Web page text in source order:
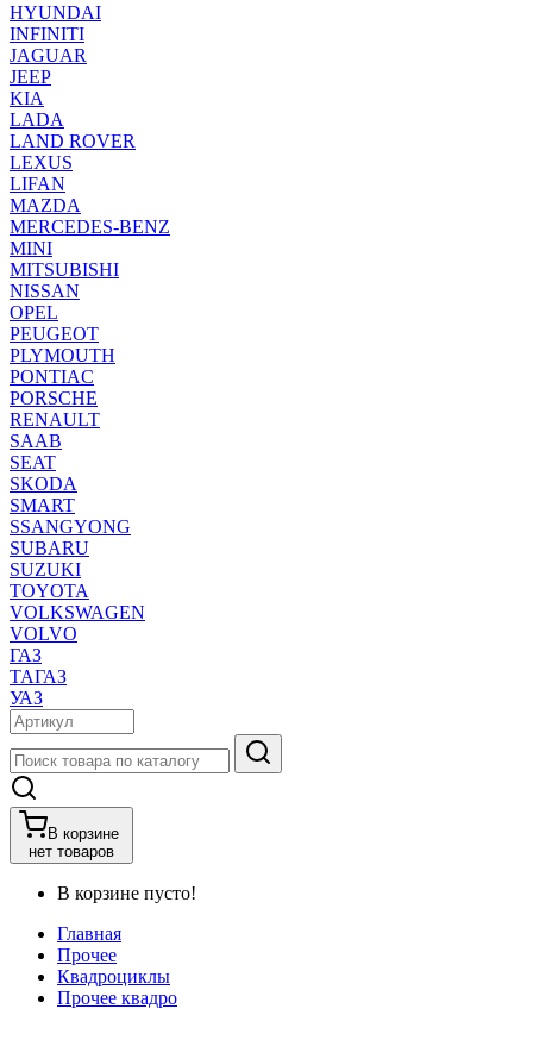
HYUNDAI
INFINITI
JAGUAR
JEEP
KIA
LADA
LAND ROVER
LEXUS
LIFAN
MAZDA
MERCEDES-BENZ
MINI
MITSUBISHI
NISSAN
OPEL
PEUGEOT
PLYMOUTH
PONTIAC
PORSCHE
RENAULT
SAAB
SEAT
SKODA
SMART
SSANGYONG
SUBARU
SUZUKI
TOYOTA
VOLKSWAGEN
VOLVO
ГАЗ
ТАГАЗ
УАЗ
В корзине
нет товаров
В корзине пусто!
Главная
Прочее
Квадроциклы
Прочее квадро